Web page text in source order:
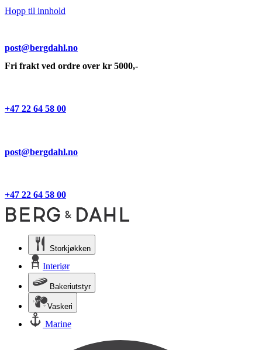
Hopp til innhold
post@bergdahl.no
Fri frakt ved ordre over kr 5000,-
+47 22 64 58 00
post@bergdahl.no
+47 22 64 58 00
Storkjøkken
Interiør
Bakeriutstyr
Vaskeri
Marine